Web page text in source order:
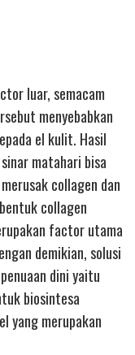
luar, semacam
menyebabkan
el kulit. Hasil
matahari bisa
collagen dan
collagen
factor utama
demikian, solusi
dini yaitu
biosintesa
yang merupakan